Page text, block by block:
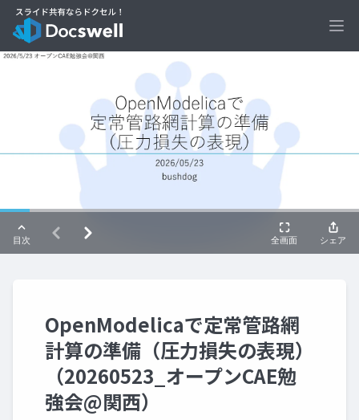
OpenModelicaで定常管路網
計算の準備（圧力損失の表現）
（20260523_オープンCAE勉
強会@関西）